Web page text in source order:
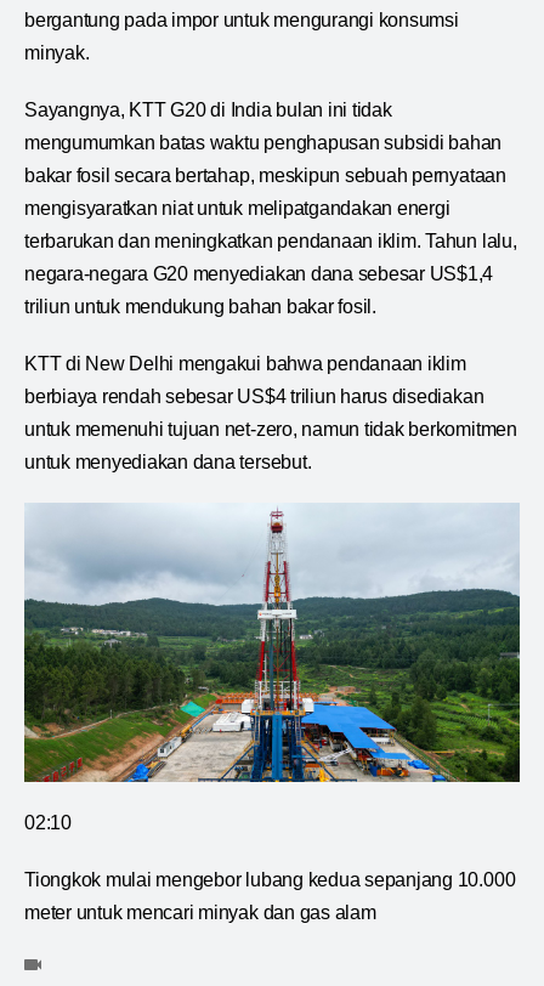
bergantung pada impor untuk mengurangi konsumsi
minyak.
Sayangnya, KTT G20 di India bulan ini tidak
mengumumkan batas waktu penghapusan subsidi bahan
bakar fosil secara bertahap, meskipun sebuah pernyataan
mengisyaratkan niat untuk melipatgandakan energi
terbarukan dan meningkatkan pendanaan iklim. Tahun lalu,
negara-negara G20 menyediakan dana sebesar US$1,4
triliun untuk mendukung bahan bakar fosil.
KTT di New Delhi mengakui bahwa pendanaan iklim
berbiaya rendah sebesar US$4 triliun harus disediakan
untuk memenuhi tujuan net-zero, namun tidak berkomitmen
untuk menyediakan dana tersebut.
02:10
Tiongkok mulai mengebor lubang kedua sepanjang 10.000
meter untuk mencari minyak dan gas alam